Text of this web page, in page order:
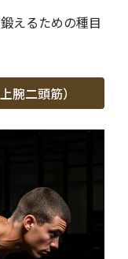
えるための種目
腕二頭筋）